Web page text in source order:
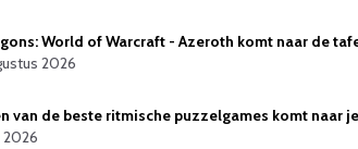
World of Warcraft - Azeroth komt naar de
2026
van de beste ritmische puzzelgames komt naar
2026